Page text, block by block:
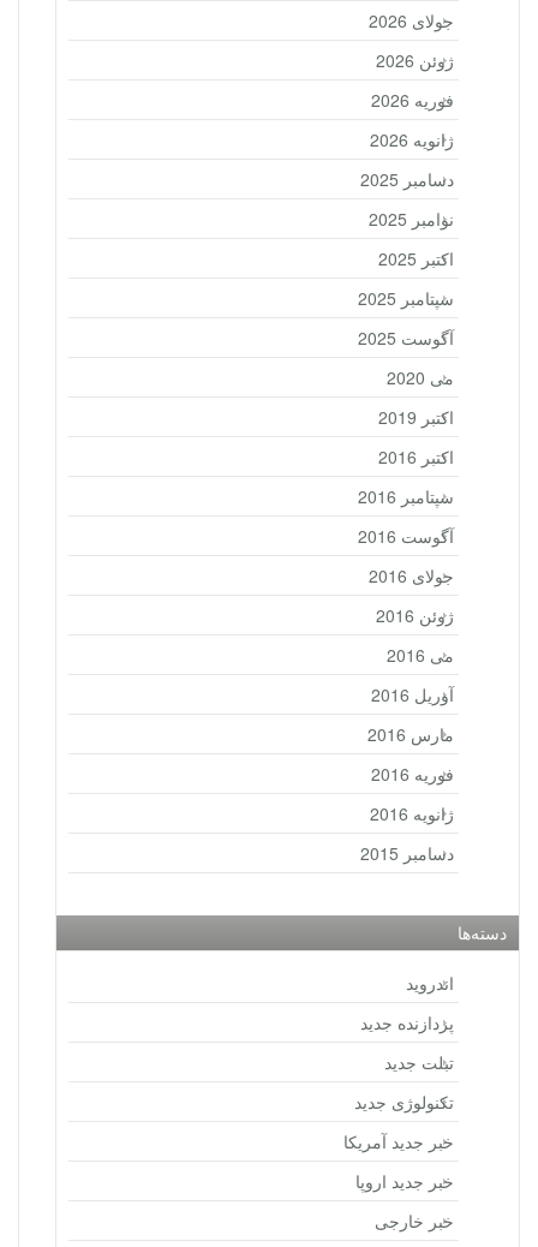
جولای 2026
ژوئن 2026
فوریه 2026
ژانویه 2026
دسامبر 2025
نوامبر 2025
اکتبر 2025
سپتامبر 2025
آگوست 2025
می 2020
اکتبر 2019
اکتبر 2016
سپتامبر 2016
آگوست 2016
جولای 2016
ژوئن 2016
می 2016
آوریل 2016
مارس 2016
فوریه 2016
ژانویه 2016
دسامبر 2015
دسته‌ها
اندروید
پردازنده جدید
تبلت جدید
تکنولوژی جدید
خبر جدید آمریکا
خبر جدید اروپا
خبر خارجی